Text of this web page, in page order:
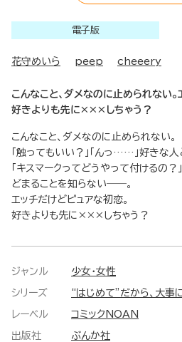
電子版
花守めいら peep cheeery
こんなこと、ダメなのに止められない。
好きよりも先に×××しちゃう？
こんなこと、ダメなのに止められない。
「触ってもいい？」「んっ……」好きな
「キスマークってどうやって付けるの
どまることを知らない――。
エッチだけどピュアな初恋。
好きよりも先に×××しちゃう？
ジャンル 少女・女性
シリーズ “はじめて”だから、大事
レーベル コミックNOAN
出版社 ぶんか社